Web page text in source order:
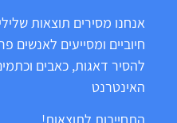
אנחנו מסירים תוצאות
חיוביים ומסייעים לאנשים
להסיר דאגות, כאבים
האינטרנט